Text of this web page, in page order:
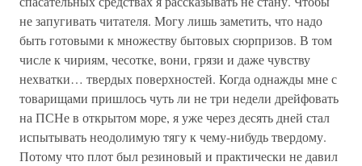
не запугивать читателя. Могу лишь заметить, что надо
быть готовыми к множеству бытовых сюрпризов. В том
числе к чириям, чесотке, вони, грязи и даже чувству
нехватки… твердых поверхностей. Когда однажды мне с
товарищами пришлось чуть ли не три недели дрейфовать
на ПСНе в открытом море, я уже через десять дней стал
испытывать неодолимую тягу к чему-нибудь твердому.
Потому что плот был резиновый и практически не давил